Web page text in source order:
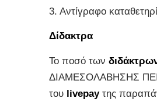
3. Αντίγραφο
Δίδακτρα
Το ποσό των
ΔΙΑΜΕΣΟΛΑΒΗΣΗΣ
του livepayτης